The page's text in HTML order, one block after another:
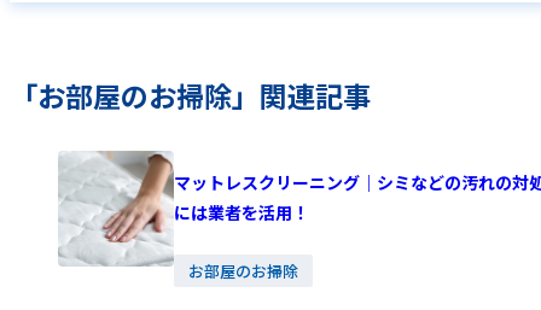
「お部屋のお掃除」関連記事
マットレスクリーニング｜シミなどの汚れの対
には業者を活用！
お部屋のお掃除